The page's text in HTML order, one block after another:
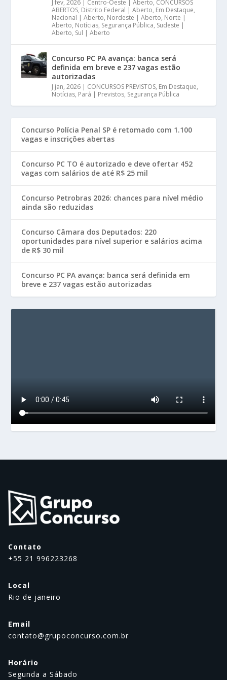
J fev, 2026 Centro-Oeste | Aberto, CONCURSOS
ABERTOS, Distrito Federal | Aberto, Em Destaque,
Nacional | Aberto, Nordeste | Aberto, Norte |
Aberto, Notícias, Segurança Pública, Sudeste |
Aberto, Sul | Aberto
Concurso PC PA avança: banca será
definida em breve e 237 vagas estão
autorizadas
J jan, 2026 CONCURSOS PREVISTOS, Em Destaque,
Notícias, Pará | Previstos, Segurança Pública
Concurso Polícia Penal SP é retomado com 1.100
vagas e inscrições abertas
Concurso PC TO é autorizado e deve ofertar 452
vagas com salários de até R$ 25 mil
Concurso Petrobras 2026: chances para nível médio
ainda são reduzidas
Concurso Câmara dos Deputados: 220
oportunidades para nível superior e salários acima
de R$ 30 mil
Concurso PC PA avança: banca será definida em
breve e 237 vagas estão autorizadas
Contato
+55 21 996223268
Local
Rio de janeiro
Email
contato@grupoconcurso.com.br
Horário
Segunda a Sábado